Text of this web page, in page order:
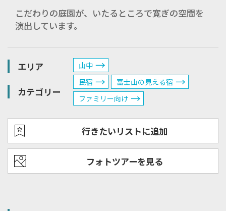
こだわりの庭園が、いたるところで寛ぎの空間を
演出しています。
エリア 山中
カテゴリー
民宿
富士山の見える宿
ファミリー向け
行きたいリストに追加
フォトツアーを見る